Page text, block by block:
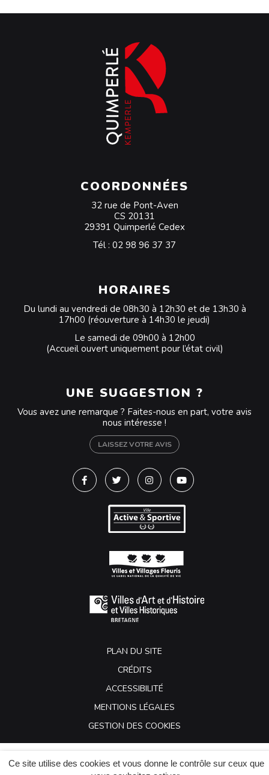
Ce site utilise des cookies et vous donne le contrôle sur ceux que
COORDONNÉES
32 rue de Pont-Aven
CS 20131
29391 Quimperlé Cedex
Tél : 02 98 96 37 37
HORAIRES
Du lundi au vendredi de 08h30 à 12h30 et de 13h30 à
17h00 (réouverture à 14h30 le jeudi)
Le samedi de 09h00 à 12h00
(Accueil ouvert uniquement pour l’état civil)
UNE SUGGESTION ?
Vous avez une remarque ? Faites-nous en part, votre avis
nous intéresse !
LAISSEZ VOTRE AVIS
Lien vers le compte Facebook
Lien vers le compte Twitter
Lien vers le compte
Lien vers la chaîne
PLAN DU SITE
CRÉDITS
ACCESSIBILITÉ
MENTIONS LÉGALES
GESTION DES COOKIES